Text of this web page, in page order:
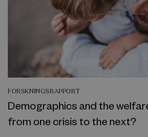
FORSKNINGSRAPPORT
Demographics and the
from one crisis to the next?